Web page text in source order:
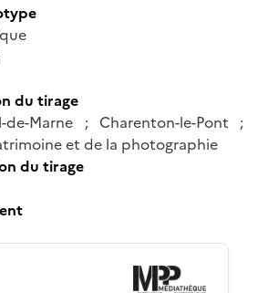
du tirage
de-Marne ; Charenton-le-Pont ;
et de la photographie
du tirage